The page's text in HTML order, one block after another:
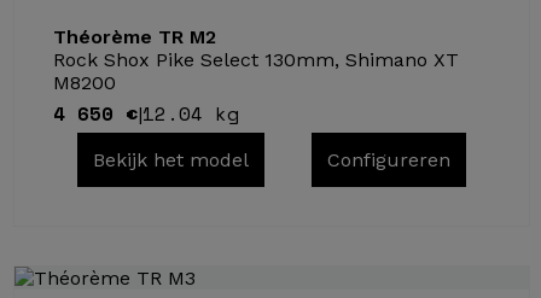
Théorème TR M2
Rock Shox Pike Select 130mm, Shimano XT
M8200
4 650 €|12.04 kg
Bekijk het model Configureren